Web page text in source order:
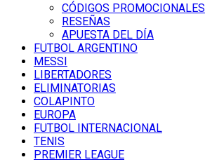
CÓDIGOS PROMOCIONALES
RESEÑAS
APUESTA DEL DÍA
FUTBOL ARGENTINO
MESSI
LIBERTADORES
ELIMINATORIAS
COLAPINTO
EUROPA
FUTBOL INTERNACIONAL
TENIS
PREMIER LEAGUE